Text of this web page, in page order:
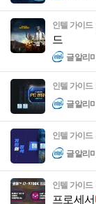
인텔 가이드
드
글알리미
인텔 가이드
글알리미
인텔 가이드
글알리미
인텔 가이드
프로세서